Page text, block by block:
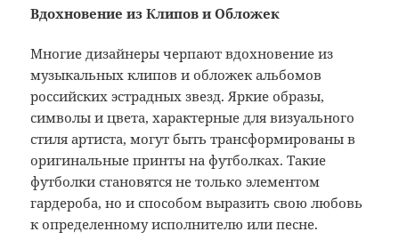
Вдохновение из Клипов и Обложек
Многие дизайнеры черпают вдохновение из
музыкальных клипов и обложек альбомов
российских эстрадных звезд. Яркие образы,
символы и цвета, характерные для визуального
стиля артиста, могут быть трансформированы в
оригинальные принты на футболках. Такие
футболки становятся не только элементом
гардероба, но и способом выразить свою любовь
к определенному исполнителю или песне.